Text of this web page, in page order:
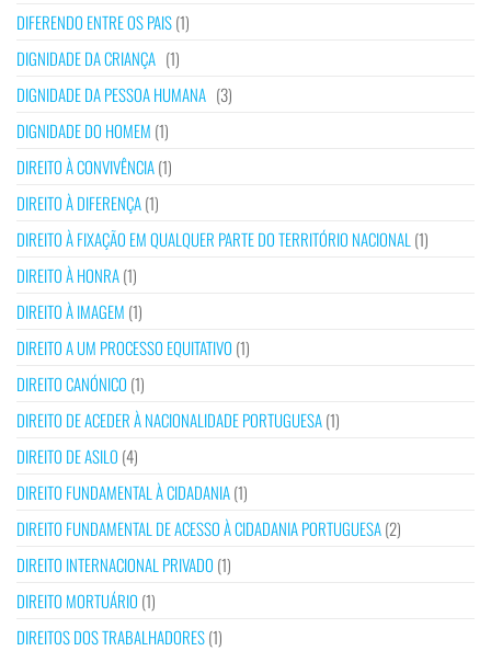
DIFERENDO ENTRE OS PAIS(1)
DIGNIDADE DA CRIANÇA (1)
DIGNIDADE DA PESSOA HUMANA (3)
DIGNIDADE DO HOMEM (1)
DIREITO À CONVIVÊNCIA(1)
DIREITO À DIFERENÇA(1)
DIREITO À FIXAÇÃO EM QUALQUER PARTE DO TERRITÓRIO NACIONAL(1)
DIREITO À HONRA(1)
DIREITO À IMAGEM (1)
DIREITO A UM PROCESSO EQUITATIVO (1)
DIREITO CANÓNICO (1)
DIREITO DE ACEDER À NACIONALIDADE PORTUGUESA(1)
DIREITO DE ASILO (4)
DIREITO FUNDAMENTAL À CIDADANIA(1)
DIREITO FUNDAMENTAL DE ACESSO À CIDADANIA PORTUGUESA(2)
DIREITO INTERNACIONAL PRIVADO (1)
DIREITO MORTUÁRIO (1)
DIREITOS DOS TRABALHADORES(1)